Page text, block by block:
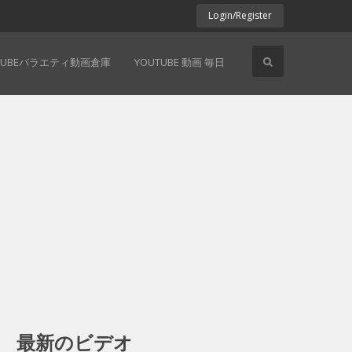
Login/Register
バラエティ動画倉庫 YOUTUBE 動画 毎日
最新のビデオ